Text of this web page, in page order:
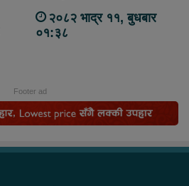
२०८२ भाद्र ११, बुधबार
०१:३८
Footer ad